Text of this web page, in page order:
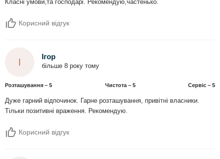
Класні умови,та господарі. Рекомендую,частенько.
Корисний відгук
І Ігор
більше 8 року тому
Розташування – 5 Чистота – 5 Сервіс – 5
Дуже гарний відпочинок. Гарне розташування, привітні власники.
Тільки позитивні враження. Рекомендую.
Корисний відгук